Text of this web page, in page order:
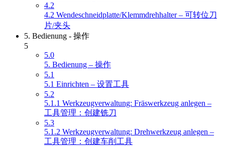
4.2
4.2 Wendeschneidplatte/Klemmdrehhalter – 可转位刀
片/夹头
5. Bedienung - 操作
5
5.0
5. Bedienung – 操作
5.1
5.1 Einrichten – 设置工具
5.2
5.1.1 Werkzeugverwaltung: Fräswerkzeug anlegen –
工具管理：创建铣刀
5.3
5.1.2 Werkzeugverwaltung: Drehwerkzeug anlegen –
工具管理：创建车削工具